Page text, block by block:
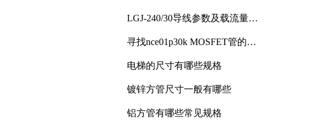
LGJ-240/30导线参数及载流量解
寻找nce01p30k MOSFET管的合
电梯的尺寸有哪些规格
镀锌方管尺寸一般有哪些
铝方管有哪些常见规格